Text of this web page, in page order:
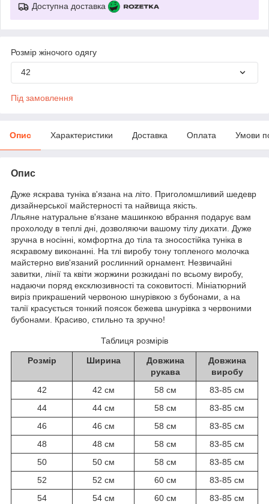
Доступна доставка
Розмір жіночого одягу
42
Під замовлення
Опис Характеристики Доставка Оплата Умови
Опис
Дуже яскрава туніка в'язана на літо. Приголомшливий шедевр
дизайнерської майстерності та найвища якість.
Лльяне натуральне в'язане машинкою вбрання подарує вам
прохолоду в теплі дні, дозволяючи вашому тілу дихати. Дуже
зручна в носінні, комфортна до тіла та зносостійка туніка в
яскравому виконанні. На тлі виробу тону топленого молочка
майстерно вив'язаний рослинний орнамент. Незвичайні
завитки, лінії та квіти жоржини розкидані по всьому виробу,
надаючи поряд ексклюзивності та соковитості. Мініатюрний
виріз прикрашений червоною шнурівкою з бубонами, а на
талії красується тонкий поясок бежева шнурівка з червоними
бубонами. Красиво, стильно та зручно!
Таблиця розмірів
Розмір Ширина
Довжина
рукава
Довжина
виробу
42
42 см 58 см
83-85 см
44
44 см 58 см
83-85 см
46
46 см 58 см
83-85 см
48
48 см 58 см
83-85 см
50
50 см 58 см
83-85 см
52
52 см 60 см
83-85 см
54
54 см 60 см 83-85 см